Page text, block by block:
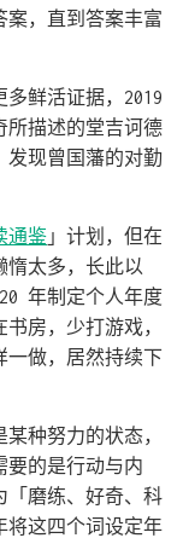
案，直到答案丰富
鲜活证据，2019
所描述的堂吉诃德
发现曾国藩的对勤
通鉴 」计划，但在
惰太多，长此以
年制定个人年度
房，少打游戏，
一做，居然持续下
种努力的状态，
要的是行动与内
「磨练、好奇、科
将这四个词设定年